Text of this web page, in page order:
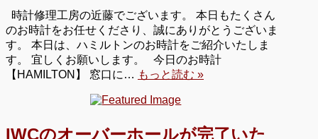
時計修理工房の近藤でございます。 本日もたくさん
のお時計をお任せくださり、誠にありがとうございま
す。 本日は、ハミルトンのお時計をご紹介いたしま
す。 宜しくお願いします。 今日のお時計
【HAMILTON】 窓口に… もっと読む »
IWCのオーバーホールが完了いた